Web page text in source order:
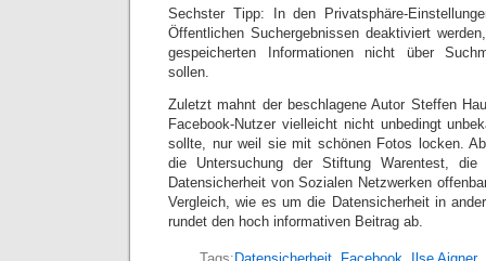
Sechster Tipp: In den Privatsphäre-
Öffentlichen Suchergebnissen deaktiviert
gespeicherten Informationen nicht über
sollen.
Zuletzt mahnt der beschlagene Autor Steffen
Facebook-Nutzer vielleicht nicht unbedingt
sollte, nur weil sie mit schönen Fotos locken.
die Untersuchung der Stiftung Warentest,
Datensicherheit von Sozialen Netzwerken
Vergleich, wie es um die Datensicherheit in
rundet den hoch informativen Beitrag ab.